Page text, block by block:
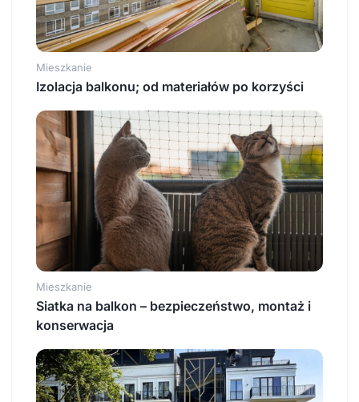
Mieszkanie
Izolacja balkonu; od materiałów po korzyści
Mieszkanie
Siatka na balkon – bezpieczeństwo, montaż i
konserwacja